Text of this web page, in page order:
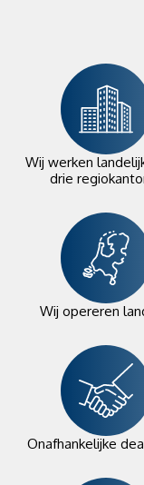
Wij werken
drie
Wij opereren
Onafhankelijke